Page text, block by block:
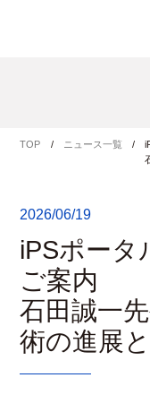
TOP ニュース一覧
2026/06/19
iPSポータ
ご案内
石田誠一
術の進展